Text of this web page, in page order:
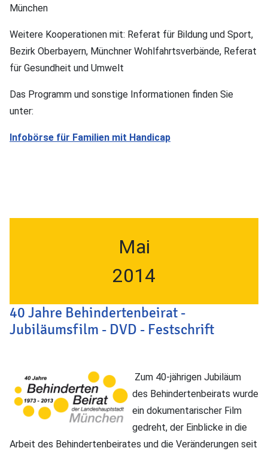
München
Weitere Kooperationen mit: Referat für Bildung und Sport,
Bezirk Oberbayern, Münchner Wohlfahrtsverbände, Referat
für Gesundheit und Umwelt
Das Programm und sonstige Informationen finden Sie
unter:
Infobörse für Familien mit Handicap
Mai
2014
40 Jahre Behindertenbeirat -
Jubiläumsfilm - DVD - Festschrift
Zum 40-jährigen Jubiläum
des Behindertenbeirats wurde
ein dokumentarischer Film
gedreht, der Einblicke in die
Arbeit des Behindertenbeirates und die Veränderungen seit